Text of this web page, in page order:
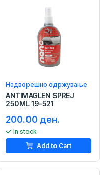
Надворешно одржување
ANTIMAGLEN SPREJ
250ML 19-521
200.00 ден.
In stock
Add to Cart